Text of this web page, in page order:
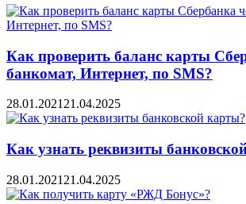
Как проверить баланс карты
банкомат, Интернет, по SMS?
28.01.2021 21.04.2025
Как узнать реквизиты
28.01.2021 21.04.2025